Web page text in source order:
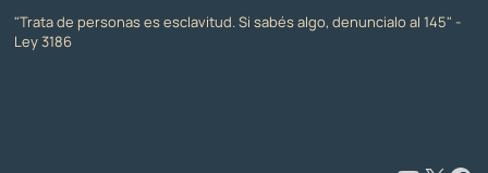
"Trata de personas es esclavitud. Si sabés algo, denuncialo al 145" -
Ley 3186